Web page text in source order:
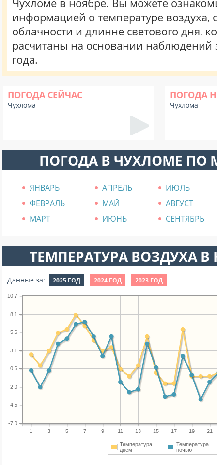
Чухломе в ноябре. Вы можете
информацией о температуре воздуха,
облачности и длинне светового дня,
расчитаны на основании наблюдений
года.
ПОГОДА СЕЙЧАС
Чухлома
ПОГОДА
Чухлома
ПОГОДА В ЧУХЛОМЕ ПО
ЯНВАРЬ АПРЕЛЬ
ИЮЛЬ
ФЕВРАЛЬ
МАЙ
АВГУСТ
МАРТ
ИЮНЬ СЕНТЯБРЬ
ТЕМПЕРАТУРА ВОЗДУХА В
Данные за: 2025 ГОД 2024 ГОД 2023 ГОД
1 3 5 7 9 11 13 15 17 19 21
-7.0
-4.5
-2.0
0.6
3.1
5.6
8.1
10.7
Температура
днем
Температура
ночью